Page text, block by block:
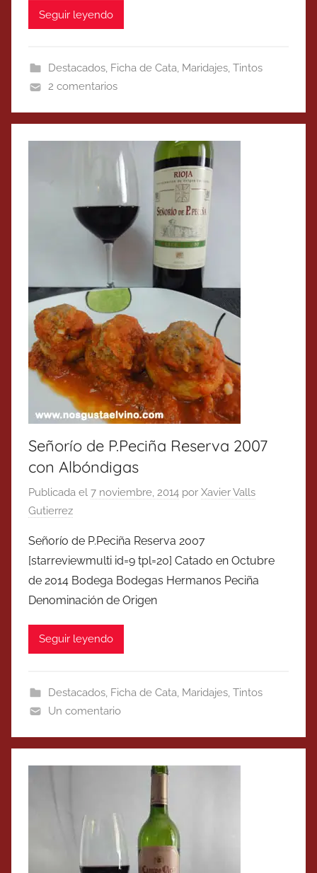
Seguir leyendo
Destacados, Ficha de Cata, Maridajes, Tintos
2 comentarios
Señorío de P.Peciña Reserva 2007
con Albóndigas
Publicada el 7 noviembre, 2014 por Xavier Valls
Gutierrez
Señorío de P.Peciña Reserva 2007
[starreviewmulti id=9 tpl=20] Catado en Octubre
de 2014 Bodega Bodegas Hermanos Peciña
Denominación de Origen
Seguir leyendo
Destacados, Ficha de Cata, Maridajes, Tintos
Un comentario